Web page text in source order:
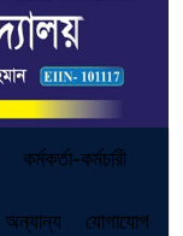
কর্মকর্তা-কর্মচারী
অন্যান্য যোগাযোগ